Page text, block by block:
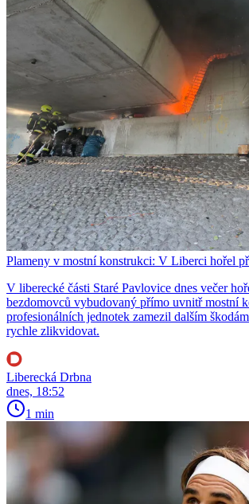
Plameny v mostní konstrukci: V Liberci hořel
V liberecké části Staré Pavlovice dnes večer
bezdomovců vybudovaný přímo uvnitř mostní
profesionálních jednotek zamezil dalším
rychle zlikvidovat.
Liberecká Drbna
dnes, 18:52
1 min